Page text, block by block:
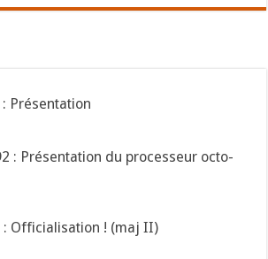
Présentation
: Présentation du processeur octo-
: Officialisation ! (maj II)